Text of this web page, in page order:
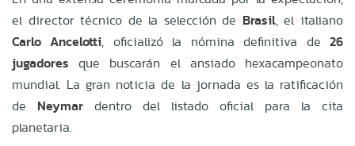
el director técnico de la selección de Brasil, el italiano
Carlo Ancelotti, oficializó la nómina definitiva de26
jugadores que buscarán el ansiado hexacampeonato
mundial. La gran noticia de la jornada es la ratificación
de Neymar dentro del listado oficial para la cita
planetaria.